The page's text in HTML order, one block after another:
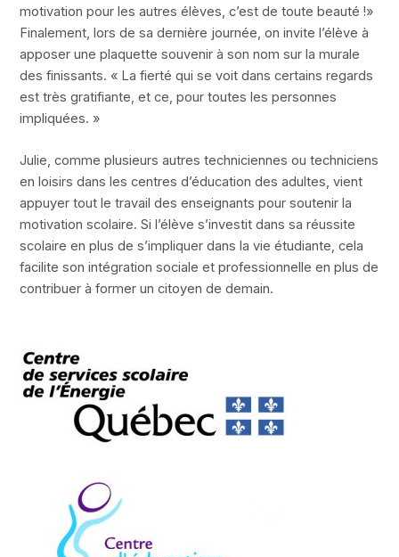
motivation pour les autres élèves, c’est de toute beauté !»
Finalement, lors de sa dernière journée, on invite l’élève à
apposer une plaquette souvenir à son nom sur la murale
des finissants. « La fierté qui se voit dans certains regards
est très gratifiante, et ce, pour toutes les personnes
impliquées. »
Julie, comme plusieurs autres techniciennes ou techniciens
en loisirs dans les centres d’éducation des adultes, vient
appuyer tout le travail des enseignants pour soutenir la
motivation scolaire. Si l’élève s’investit dans sa réussite
scolaire en plus de s’impliquer dans la vie étudiante, cela
facilite son intégration sociale et professionnelle en plus de
contribuer à former un citoyen de demain.